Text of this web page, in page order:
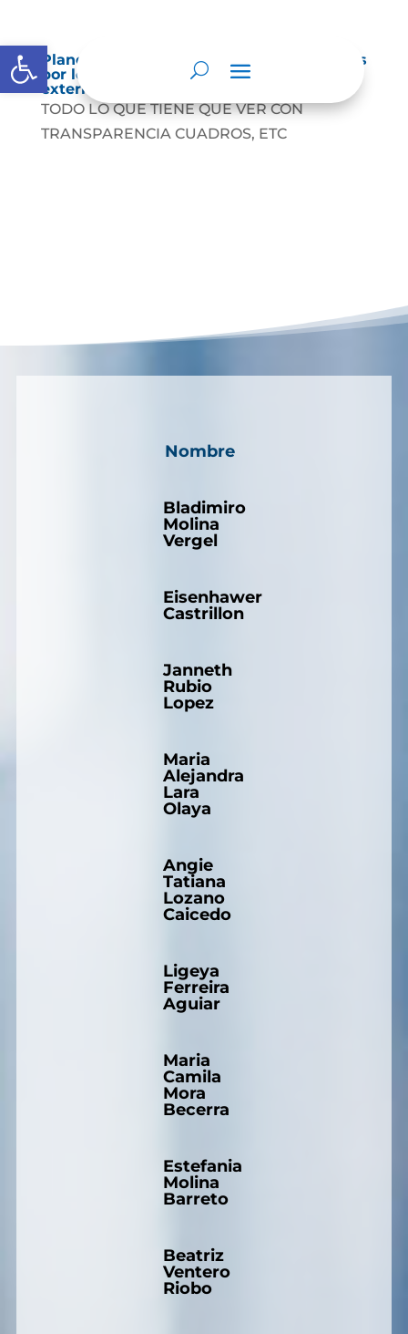
Abrir barra de herramientas
Planes de Mejoramiento vigentes exigidos
por los entes de control o auditoría
externos o internos.
TODO LO QUE TIENE QUE VER CON
TRANSPARENCIA CUADROS, ETC
Nombre
Bladimiro
Molina
Vergel
Eisenhawer
Castrillon
Janneth
Rubio
Lopez
Maria
Alejandra
Lara
Olaya
Angie
Tatiana
Lozano
Caicedo
Ligeya
Ferreira
Aguiar
Maria
Camila
Mora
Becerra
Estefania
Molina
Barreto
Beatriz
Ventero
Riobo